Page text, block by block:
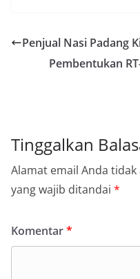
Penjual Nasi Padang
Pembentukan
Tinggalkan
Alamat email Anda
yang wajib ditandai *
Komentar*